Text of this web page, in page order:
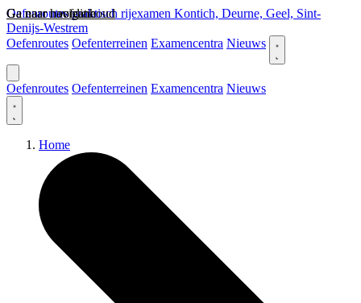
Ga naar hoofdinhoud
Ga naar navigatie
Oefenroutes praktisch rijexamen Kontich, Deurne, Geel, Sint-
Denijs-Westrem
Oefenroutes Oefenterreinen Examencentra Nieuws
Oefenroutes Oefenterreinen Examencentra Nieuws
Home